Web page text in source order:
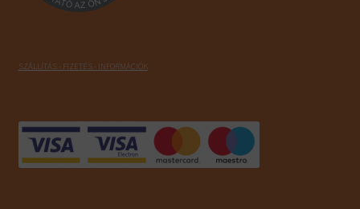
SZÁLLÍTÁS - FIZETÉS - INFORMÁCIÓK